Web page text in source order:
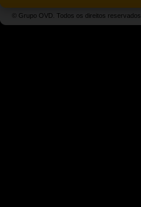
© Grupo OVD. Todos os direitos reservados.